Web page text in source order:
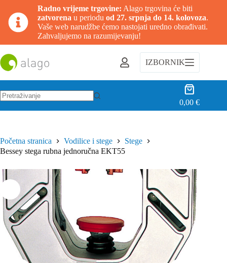
Radno vrijeme trgovine: Alago trgovina će biti
zatvorena u periodu od 27. srpnja do 14. kolovoza.
Vaše web narudžbe ćemo nastojati uredno obrađivati.
Zahvaljujemo na razumijevanju!
na
sadržaj
IZBORNIK
Košarica
0,00€
Početna stranica Vodilice i stege
Stege
Bessey stega rubna jednoručna EKT55